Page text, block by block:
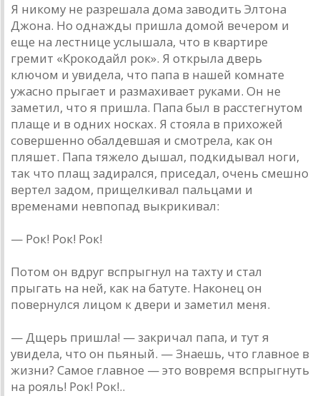
Я никому не разрешала дома заводить Элтона
Джона. Но однажды пришла домой вечером и
еще на лестнице услышала, что в квартире
гремит «Крокодайл рок». Я открыла дверь
ключом и увидела, что папа в нашей комнате
ужасно прыгает и размахивает руками. Он не
заметил, что я пришла. Папа был в расстегнутом
плаще и в одних носках. Я стояла в прихожей
совершенно обалдевшая и смотрела, как он
пляшет. Папа тяжело дышал, подкидывал ноги,
так что плащ задирался, приседал, очень смешно
вертел задом, прищелкивал пальцами и
временами невпопад выкрикивал:
— Рок! Рок! Рок!
Потом он вдруг вспрыгнул на тахту и стал
прыгать на ней, как на батуте. Наконец он
повернулся лицом к двери и заметил меня.
— Дщерь пришла! — закричал папа, и тут я
увидела, что он пьяный. — Знаешь, что главное в
жизни? Самое главное — это вовремя вспрыгнуть
на рояль! Рок! Рок!..